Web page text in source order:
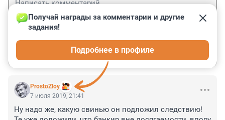
ProstoZloy
Получай награды за комментарии и другие
задания!
Подробнее в профиле
7 июля 2019, 21:41
Ну надо же, какую свинью он подложил следствию!